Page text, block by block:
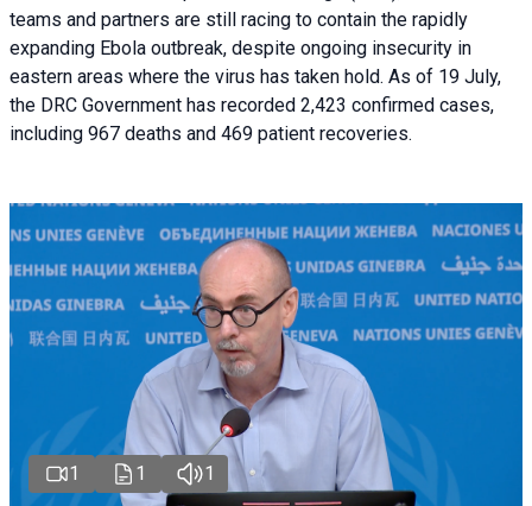
teams and partners are still racing to contain the rapidly
expanding Ebola outbreak, despite ongoing insecurity in
eastern areas where the virus has taken hold. As of 19 July,
the DRC Government has recorded 2,423 confirmed cases,
including 967 deaths and 469 patient recoveries.
1 1 1